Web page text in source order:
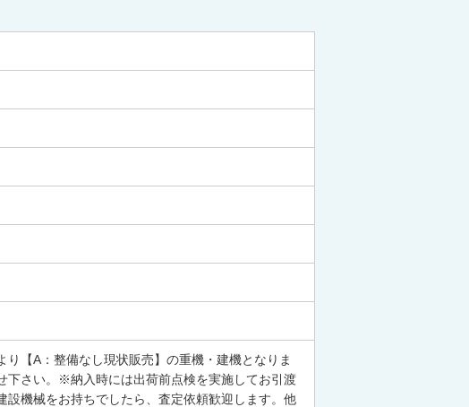
り【A：整備なし現状販売】の重機・建機となりま
下さい。※納入時には出荷前点検を実施してお引渡
機械をお持ちでしたら、査定依頼歓迎します。他